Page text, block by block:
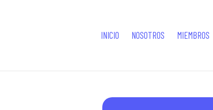
INICIO NOSOTROS MIEMBROS